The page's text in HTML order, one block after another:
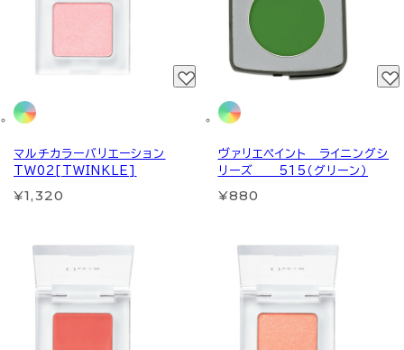
マルチカラーバリエーション
TW02[TWINKLE]
¥1,320
ヴァリエペイント ライニングシ
リーズ 515（グリーン）
¥880